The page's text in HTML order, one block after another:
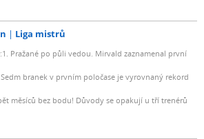
Liga mistrů
Pražané po půli vedou. Mirvald zaznamenal první
Sedm branek v prvním poločase je vyrovnaný rekord
měsíců bez bodu! Důvody se opakují u tří trenérů